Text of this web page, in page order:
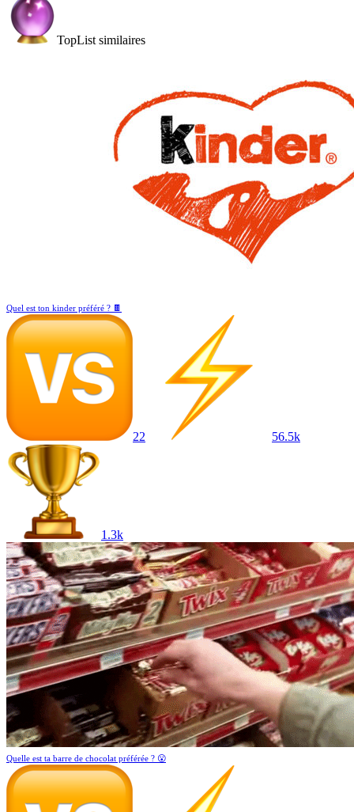
TopList similaires
Quel est ton kinder préféré ? 🍫
22 56.5k
1.3k
Quelle est ta barre de chocolat préférée ? 😮